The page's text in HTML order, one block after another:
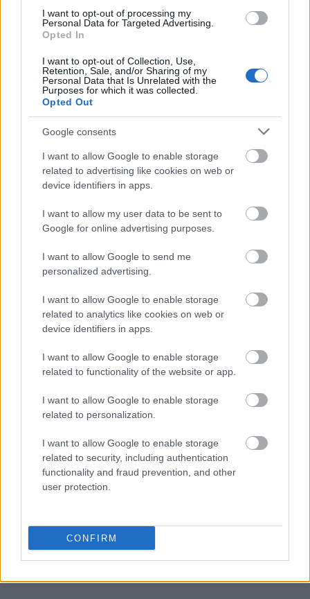
I want to opt-out of processing my
Personal Data for Targeted Advertising.
Opted In
I want to opt-out of Collection, Use,
Retention, Sale, and/or Sharing of my
Personal Data that Is Unrelated with the
Purposes for which it was collected.
Opted Out
Google consents
I want to allow Google to enable storage
related to advertising like cookies on web or
device identifiers in apps.
I want to allow my user data to be sent to
Google for online advertising purposes.
I want to allow Google to send me
personalized advertising.
I want to allow Google to enable storage
related to analytics like cookies on web or
device identifiers in apps.
I want to allow Google to enable storage
related to functionality of the website or app.
I want to allow Google to enable storage
related to personalization.
I want to allow Google to enable storage
related to security, including authentication
functionality and fraud prevention, and other
user protection.
CONFIRM
Ελαιόλαδο
Αλεύρι
Φρέσκο μαϊντανό